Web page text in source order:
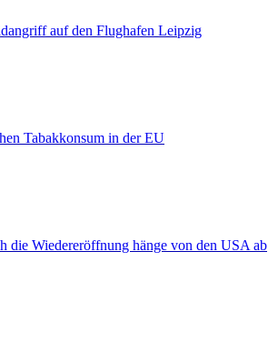
auf den Flughafen Leipzig
Tabakkonsum in der EU
die Wiedereröffnung hänge von den USA ab